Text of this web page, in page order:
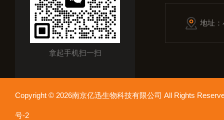
拿起手机扫一扫
地址
Copyright © 2026南京亿迅生物科技有限公司 All Rights
号-2